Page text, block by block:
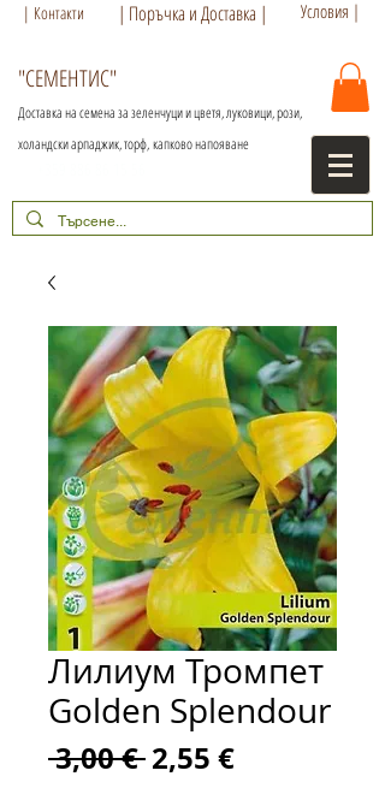
| Контакти | Поръчка и Доставка | Условия |
"СЕМЕНТИС"
Доставка на семена за зеленчуци и цветя, луковици, рози,
холандски арпаджик, торф,капково напояване
Лилиум Тромпет
Golden Splendour
3,00 € Редовна
2,55 €Продажна